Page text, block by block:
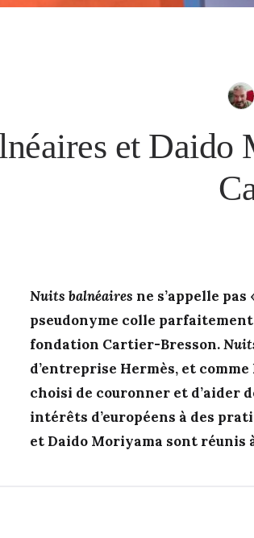
et Daido
Nuits balnéaires ne s’appelle pas
pseudonyme colle parfaitement
fondation Cartier-Bresson.
d’entreprise Hermès, et
choisi de couronner et d’aider
intérêts d’européens à des
et Daido Moriyama sont réunis